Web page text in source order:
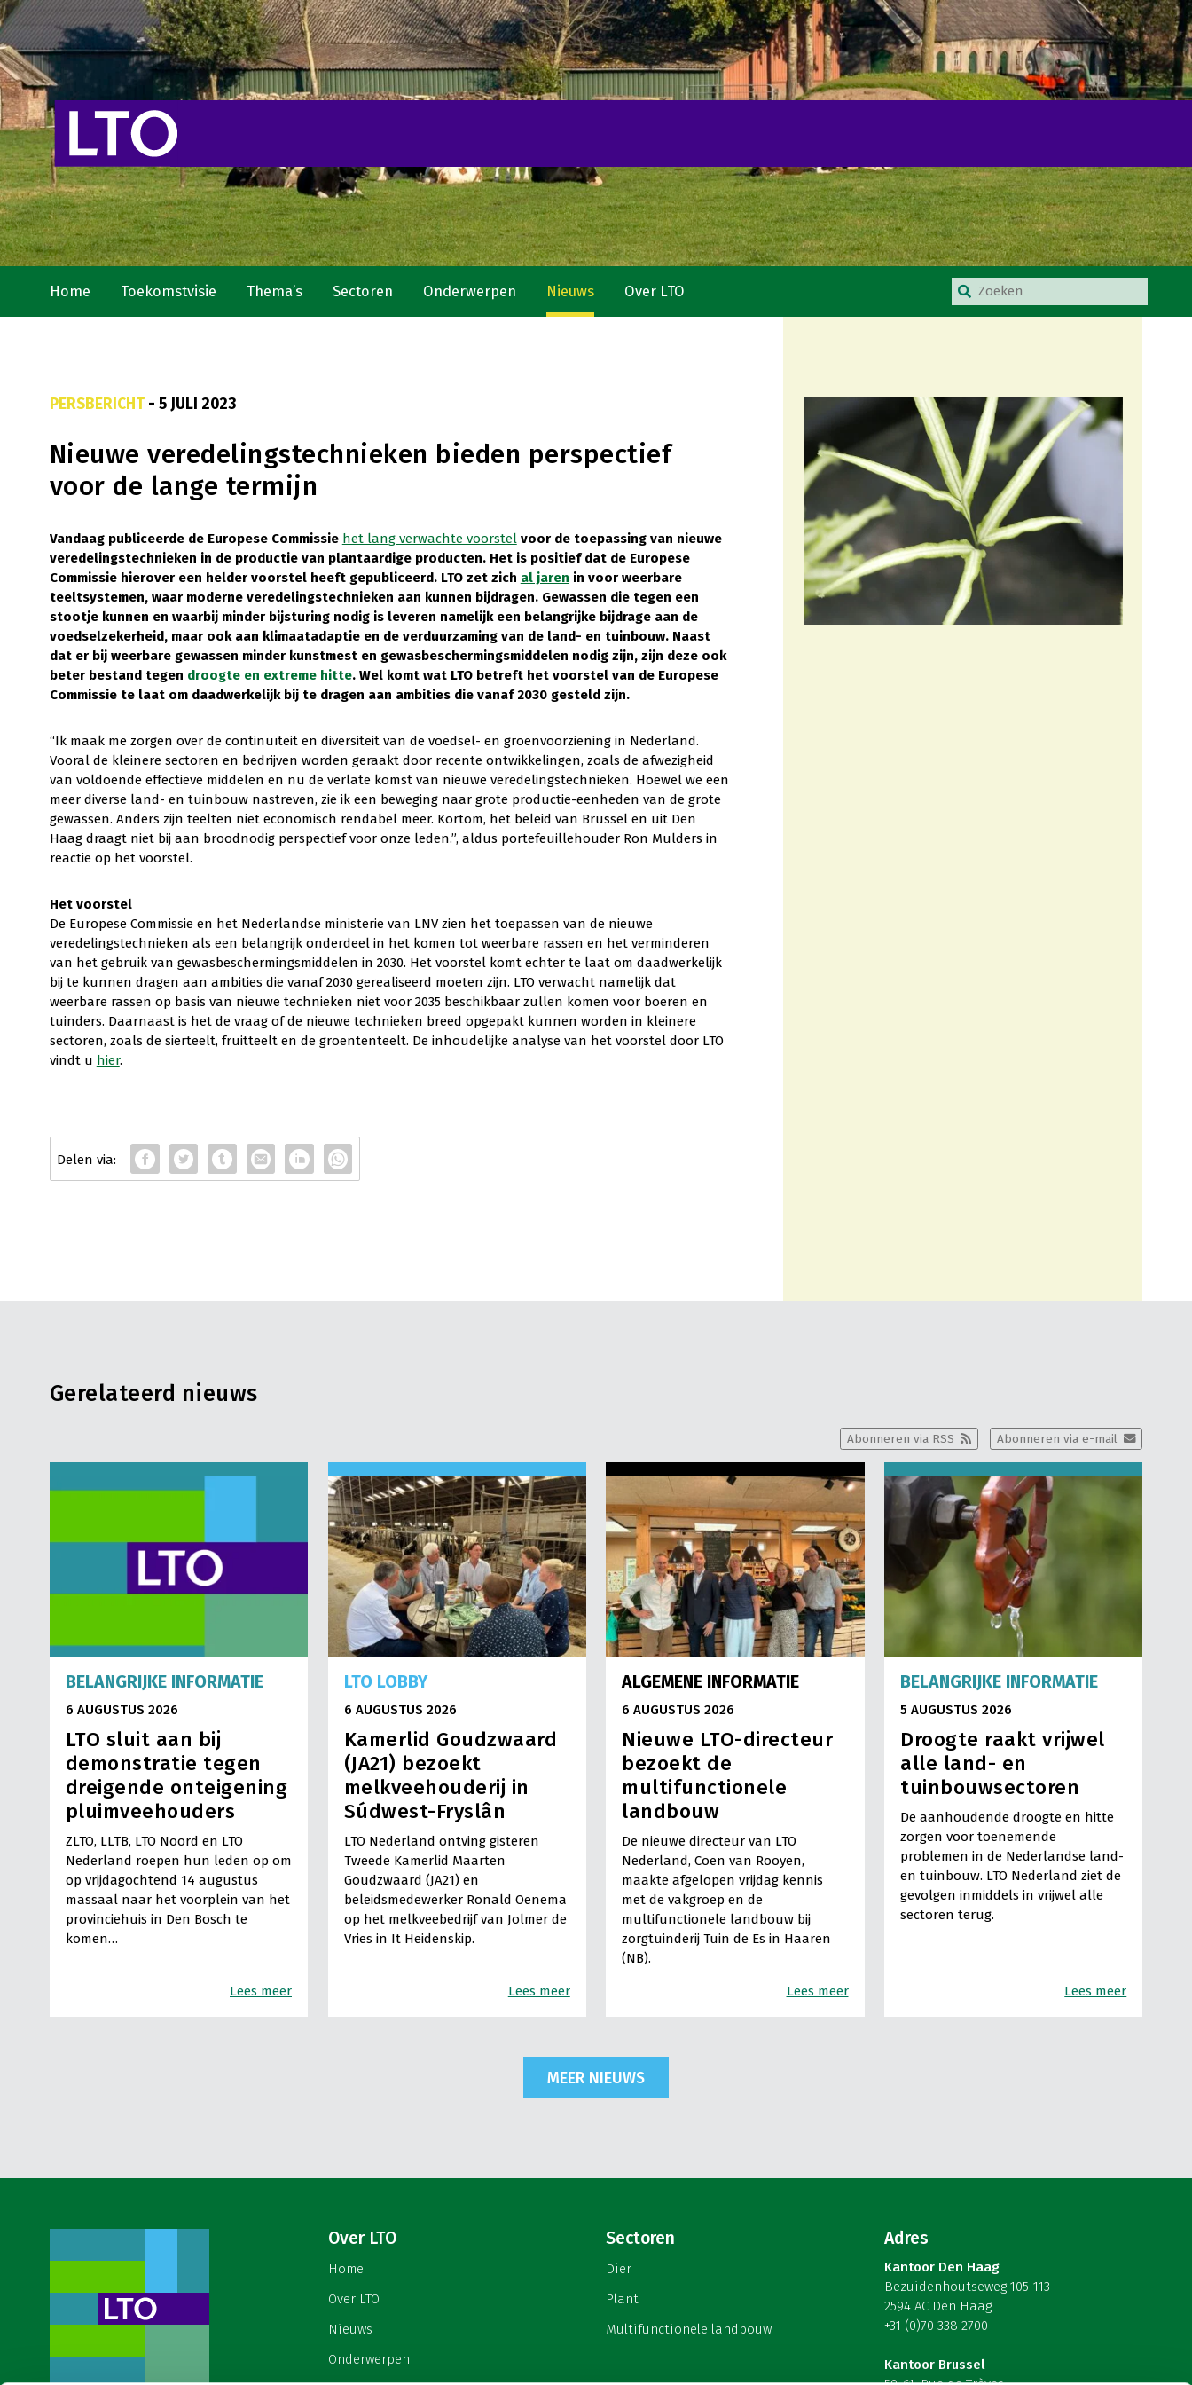
Home Toekomstvisie Thema’s Sectoren Onderwerpen Nieuws Over LTO
PERSBERICHT- 5 JULI 2023
Nieuwe veredelingstechnieken bieden perspectief
voor de lange termijn
Vandaag publiceerde de Europese Commissie het lang verwachte voorstelvoor de toepassing van nieuwe
veredelingstechnieken in de productie van plantaardige producten. Het is positief dat de Europese
Commissie hierover een helder voorstel heeft gepubliceerd. LTO zet zich al jaren in voor weerbare
teeltsystemen, waar moderne veredelingstechnieken aan kunnen bijdragen. Gewassen die tegen een
stootje kunnen en waarbij minder bijsturing nodig is leveren namelijk een belangrijke bijdrage aan de
voedselzekerheid, maar ook aan klimaatadaptie en de verduurzaming van de land- en tuinbouw. Naast
dat er bij weerbare gewassen minder kunstmest en gewasbeschermingsmiddelen nodig zijn, zijn deze ook
beter bestand tegen droogte en extreme hitte. Wel komt wat LTO betreft het voorstel van de Europese
Commissie te laat om daadwerkelijk bij te dragen aan ambities die vanaf 2030 gesteld zijn.
“Ik maak me zorgen over de continuïteit en diversiteit van de voedsel- en groenvoorziening in Nederland.
Vooral de kleinere sectoren en bedrijven worden geraakt door recente ontwikkelingen, zoals de afwezigheid
van voldoende effectieve middelen en nu de verlate komst van nieuwe veredelingstechnieken. Hoewel we een
meer diverse land- en tuinbouw nastreven, zie ik een beweging naar grote productie-eenheden van de grote
gewassen. Anders zijn teelten niet economisch rendabel meer. Kortom, het beleid van Brussel en uit Den
Haag draagt niet bij aan broodnodig perspectief voor onze leden.”, aldus portefeuillehouder Ron Mulders in
reactie op het voorstel.
Het voorstel
De Europese Commissie en het Nederlandse ministerie van LNV zien het toepassen van de nieuwe
veredelingstechnieken als een belangrijk onderdeel in het komen tot weerbare rassen en het verminderen
van het gebruik van gewasbeschermingsmiddelen in 2030. Het voorstel komt echter te laat om daadwerkelijk
bij te kunnen dragen aan ambities die vanaf 2030 gerealiseerd moeten zijn. LTO verwacht namelijk dat
weerbare rassen op basis van nieuwe technieken niet voor 2035 beschikbaar zullen komen voor boeren en
tuinders. Daarnaast is het de vraag of de nieuwe technieken breed opgepakt kunnen worden in kleinere
sectoren, zoals de sierteelt, fruitteelt en de groententeelt. De inhoudelijke analyse van het voorstel door LTO
vindt u hier.
Gerelateerd nieuws
Abonneren via e-mail
Abonneren via RSS
BELANGRIJKE INFORMATIE
6 AUGUSTUS 2026
LTO sluit aan bij
demonstratie tegen
dreigende onteigening
pluimveehouders
ZLTO, LLTB, LTO Noord en LTO
Nederland roepen hun leden op om
op vrijdagochtend 14 augustus
massaal naar het voorplein van het
provinciehuis in Den Bosch te
komen…
Lees meer
LTO LOBBY
6 AUGUSTUS 2026
Kamerlid Goudzwaard
(JA21) bezoekt
melkveehouderij in
Súdwest-Fryslân
LTO Nederland ontving gisteren
Tweede Kamerlid Maarten
Goudzwaard (JA21) en
beleidsmedewerker Ronald Oenema
op het melkveebedrijf van Jolmer de
Vries in It Heidenskip.
Lees meer
ALGEMENE INFORMATIE
6 AUGUSTUS 2026
Nieuwe LTO-directeur
bezoekt de
multifunctionele
landbouw
De nieuwe directeur van LTO
Nederland, Coen van Rooyen,
maakte afgelopen vrijdag kennis
met de vakgroep en de
multifunctionele landbouw bij
zorgtuinderij Tuin de Es in Haaren
(NB).
Lees meer
BELANGRIJKE INFORMATIE
5 AUGUSTUS 2026
Droogte raakt vrijwel
alle land- en
tuinbouwsectoren
De aanhoudende droogte en hitte
zorgen voor toenemende
problemen in de Nederlandse land-
en tuinbouw. LTO Nederland ziet de
gevolgen inmiddels in vrijwel alle
sectoren terug.
Lees meer
MEER NIEUWS
Over LTO
Home
Over LTO
Nieuws
Onderwerpen
Sectoren
Dier
Plant
Multifunctionele landbouw
Adres
Kantoor Den Haag
Bezuidenhoutseweg 105-113
2594 AC Den Haag
+31 (0)70 338 2700
Kantoor Brussel